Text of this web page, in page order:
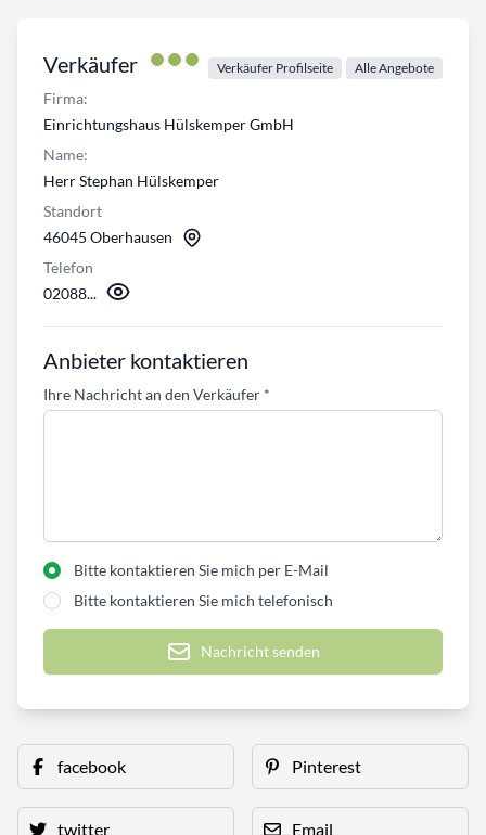
Verkäufer Verkäufer Profilseite Alle Angebote
Firma:
Einrichtungshaus Hülskemper GmbH
Name:
Herr Stephan Hülskemper
Standort
46045 Oberhausen
Telefon
02088...
Anbieter kontaktieren
Ihre Nachricht an den Verkäufer *
Bitte kontaktieren Sie mich per E-Mail
Bitte kontaktieren Sie mich telefonisch
Nachricht senden
facebook Pinterest
twitter Email